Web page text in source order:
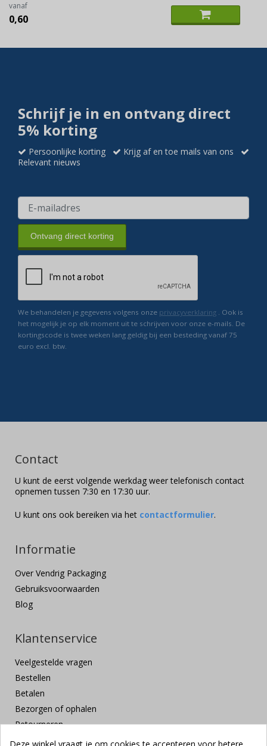
vanaf
0,60
Schrijf je in en ontvang direct
5% korting
Persoonlijke korting
Krijg af en toe mails van ons
Relevant nieuws
Ontvang direct korting
We behandelen je gegevens volgens onze privacyverklaring . Ook is
het mogelijk je op elk moment uit te schrijven voor onze e-mails. De
kortingscode is twee weken lang geldig bij een besteding vanaf 75
euro excl. btw.
Contact
U kunt de eerst volgende werkdag weer telefonisch contact
opnemen tussen 7:30 en 17:30 uur.
U kunt ons ook bereiken via het contactformulier.
Informatie
Over Vendrig Packaging
Gebruiksvoorwaarden
Blog
Klantenservice
Veelgestelde vragen
Bestellen
Betalen
Bezorgen of ophalen
Retourneren
Klachten en suggesties